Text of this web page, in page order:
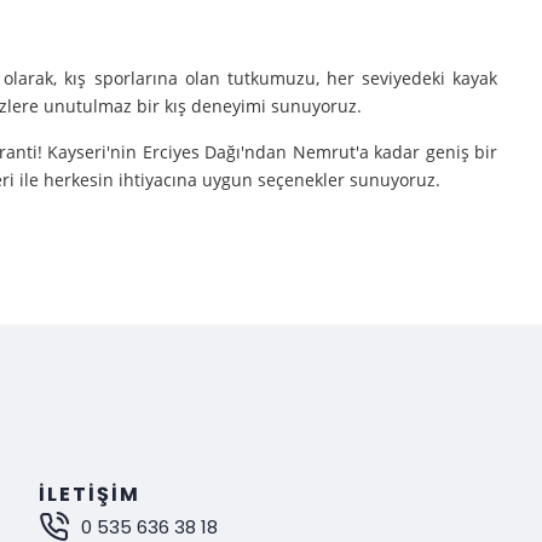
kış sporlarına olan tutkumuzu, her seviyedeki kayak
unutulmaz bir kış deneyimi sunuyoruz.
Kayseri'nin Erciyes Dağı'ndan Nemrut'a kadar geniş bir
ile herkesin ihtiyacına uygun seçenekler sunuyoruz.
çıkarıyoruz.
bir deneyim sunuyoruz.
İLETIŞIM
0 535 636 38 18